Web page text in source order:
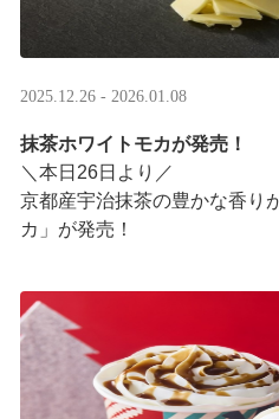
2025.12.26 - 2026.01.08
抹茶ホワイトモカが発売！
＼本日26日より／
京都産宇治抹茶の豊かな香り
カ」が発売！